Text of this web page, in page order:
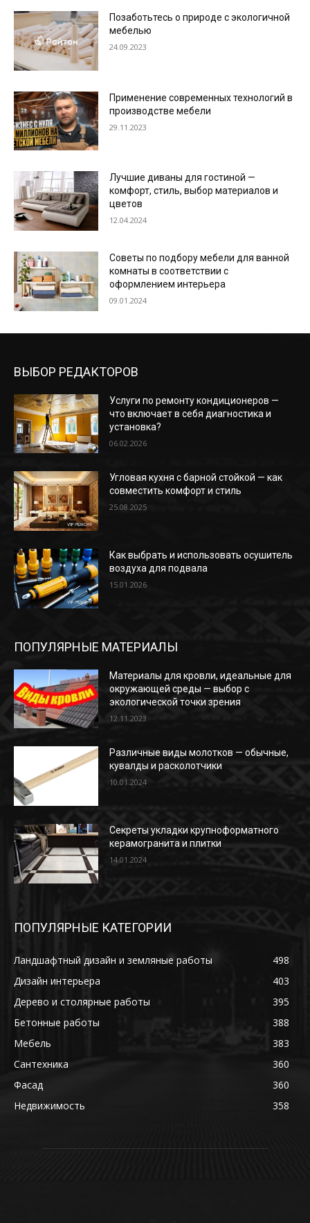
Позаботьтесь о природе с экологичной
мебелью
24.09.2023
Применение современных технологий в
производстве мебели
29.11.2023
Лучшие диваны для гостиной —
комфорт, стиль, выбор материалов и
цветов
12.04.2024
Советы по подбору мебели для ванной
комнаты в соответствии с
оформлением интерьера
09.01.2024
ВЫБОР РЕДАКТОРОВ
Услуги по ремонту кондиционеров —
что включает в себя диагностика и
установка?
06.02.2026
Угловая кухня с барной стойкой — как
совместить комфорт и стиль
25.08.2025
Как выбрать и использовать осушитель
воздуха для подвала
15.01.2026
ПОПУЛЯРНЫЕ МАТЕРИАЛЫ
Материалы для кровли, идеальные для
окружающей среды — выбор с
экологической точки зрения
12.11.2023
Различные виды молотков — обычные,
кувалды и расколотчики
10.01.2024
Секреты укладки крупноформатного
керамогранита и плитки
14.01.2024
ПОПУЛЯРНЫЕ КАТЕГОРИИ
Ландшафтный дизайн и земляные работы
498
Дизайн интерьера
403
Дерево и столярные работы
395
Бетонные работы
388
Мебель
383
Сантехника
360
Фасад
360
Недвижимость
358